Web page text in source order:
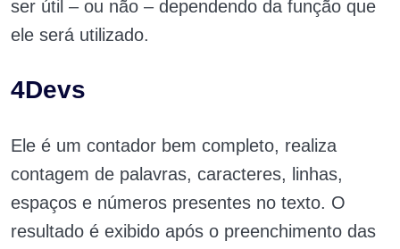
ser útil – ou não – dependendo da função que
ele será utilizado.
4Devs
Ele é um contador bem completo, realiza
contagem de palavras, caracteres, linhas,
espaços e números presentes no texto. O
resultado é exibido após o preenchimento das